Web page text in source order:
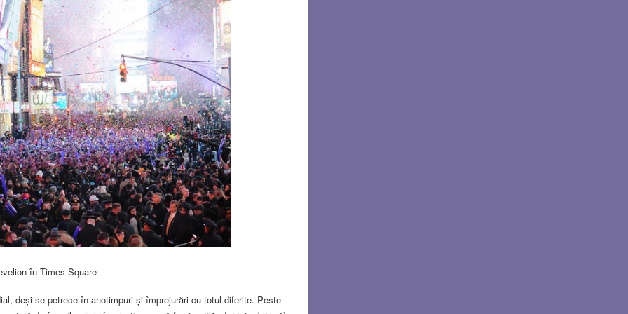
în Times Square
deși se petrece în anotimpuri și împrejurări cu totul diferite. Peste